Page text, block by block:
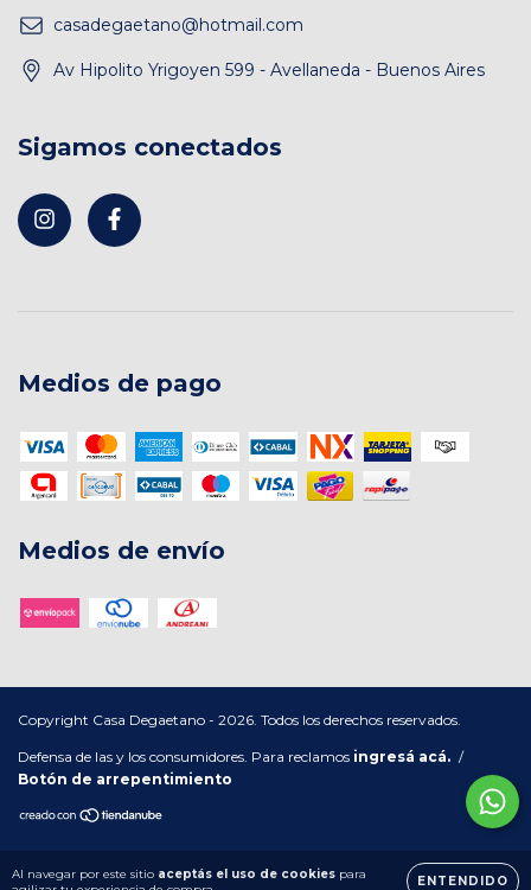
Al navegar por este sitio aceptás el uso de cookies para
ENTENDIDO
casadegaetano@hotmail.com
Av Hipolito Yrigoyen 599 - Avellaneda - Buenos Aires
Sigamos conectados
Medios de pago
Medios de envío
Copyright Casa Degaetano - 2026. Todos los derechos reservados.
Defensa de las y los consumidores. Para reclamos ingresá acá. /
Botón de arrepentimiento